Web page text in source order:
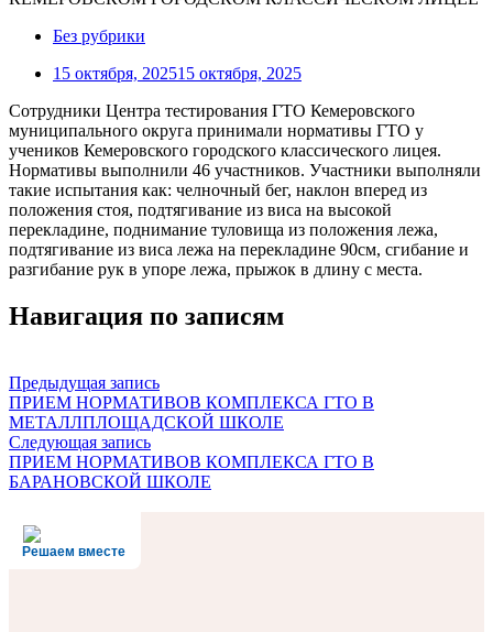
Без рубрики
15 октября, 202515 октября, 2025
Сотрудники Центра тестирования ГТО Кемеровского
муниципального округа принимали нормативы ГТО у
учеников Кемеровского городского классического лицея.
Нормативы выполнили 46 участников. Участники выполняли
такие испытания как: челночный бег, наклон вперед из
положения стоя, подтягивание из виса на высокой
перекладине, поднимание туловища из положения лежа,
подтягивание из виса лежа на перекладине 90см, сгибание и
разгибание рук в упоре лежа, прыжок в длину с места.
Навигация по записям
Предыдущая запись
ПРИЕМ НОРМАТИВОВ КОМПЛЕКСА ГТО В
МЕТАЛЛПЛОЩАДСКОЙ ШКОЛЕ
Следующая запись
ПРИЕМ НОРМАТИВОВ КОМПЛЕКСА ГТО В
БАРАНОВСКОЙ ШКОЛЕ
Решаем вместе